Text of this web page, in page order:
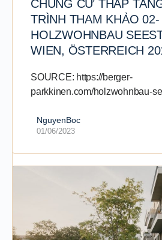
CHUNG CƯ THẤP
TRÌNH THAM KHẢO 02-
HOLZWOHNBAU
WIEN, ÖSTERREICH
SOURCE: https://berger-
parkkinen.com/holzwohnbau-
NguyenBoc
01/06/2023